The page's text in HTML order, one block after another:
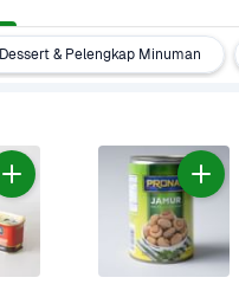
Dessert & Pelengkap Minuman